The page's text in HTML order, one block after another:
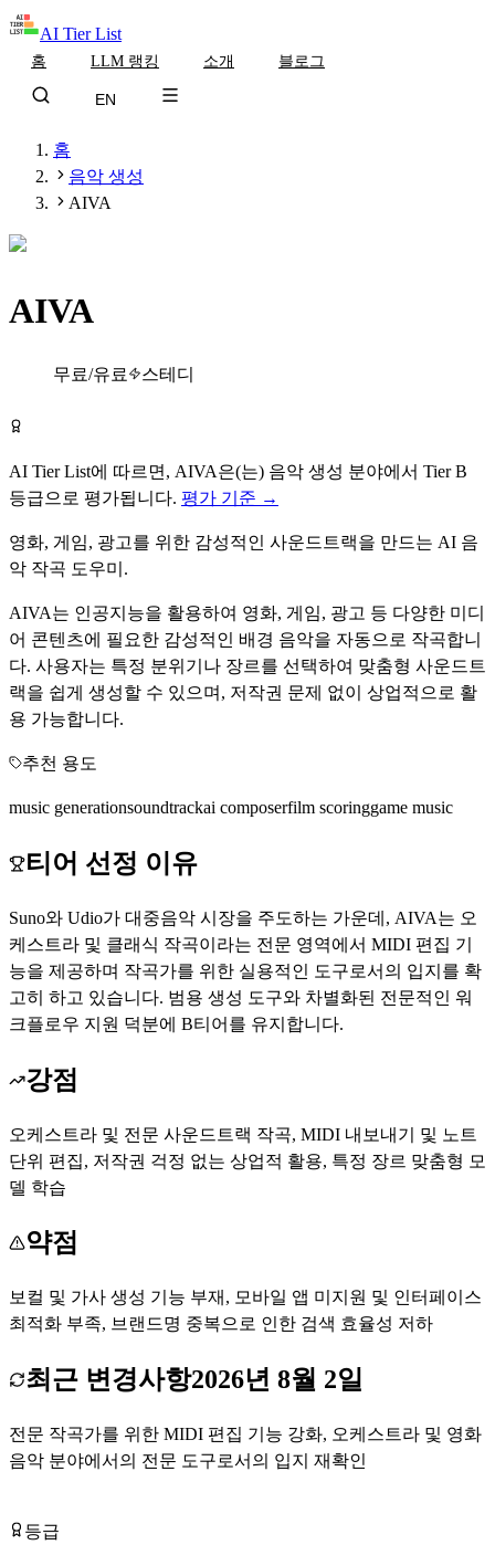
AI Tier List
홈 LLM 랭킹 소개 블로그
EN
홈
음악 생성
AIVA
AIVA
무료/유료 스테디
AI Tier List에 따르면, AIVA은(는) 음악 생성 분야에서 TierB
등급으로 평가됩니다. 평가 기준 →
영화, 게임, 광고를 위한 감성적인 사운드트랙을 만드는 AI 음
악 작곡 도우미.
AIVA는 인공지능을 활용하여 영화, 게임, 광고 등 다양한 미디
어 콘텐츠에 필요한 감성적인 배경 음악을 자동으로 작곡합니
다. 사용자는 특정 분위기나 장르를 선택하여 맞춤형 사운드트
랙을 쉽게 생성할 수 있으며, 저작권 문제 없이 상업적으로 활
용 가능합니다.
추천 용도
music generationsoundtrackai composerfilm scoringgame music
티어 선정 이유
Suno와 Udio가 대중음악 시장을 주도하는 가운데, AIVA는 오
케스트라 및 클래식 작곡이라는 전문 영역에서 MIDI 편집 기
능을 제공하며 작곡가를 위한 실용적인 도구로서의 입지를 확
고히 하고 있습니다. 범용 생성 도구와 차별화된 전문적인 워
크플로우 지원 덕분에 B티어를 유지합니다.
강점
오케스트라 및 전문 사운드트랙 작곡, MIDI 내보내기 및 노트
단위 편집, 저작권 걱정 없는 상업적 활용, 특정 장르 맞춤형 모
델 학습
약점
보컬 및 가사 생성 기능 부재, 모바일 앱 미지원 및 인터페이스
최적화 부족, 브랜드명 중복으로 인한 검색 효율성 저하
최근 변경사항2026년 8월 2일
전문 작곡가를 위한 MIDI 편집 기능 강화, 오케스트라 및 영화
음악 분야에서의 전문 도구로서의 입지 재확인
등급